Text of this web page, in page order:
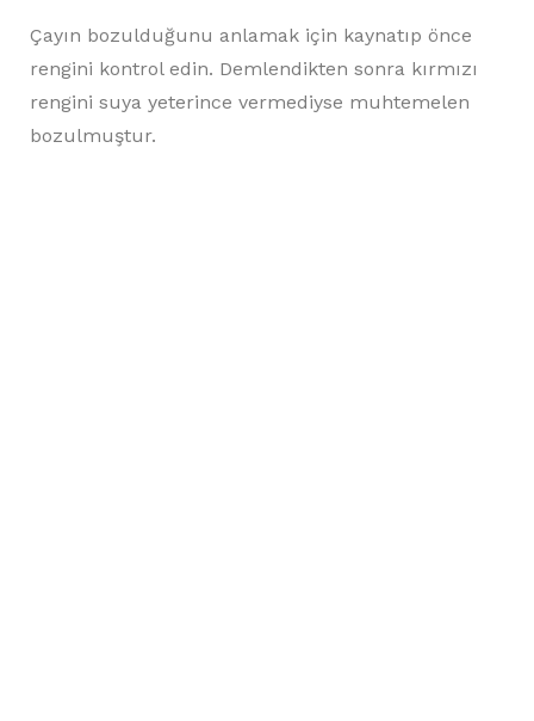
Çayın bozulduğunu anlamak için kaynatıp önce
rengini kontrol edin. Demlendikten sonra kırmızı
rengini suya yeterince vermediyse muhtemelen
bozulmuştur.